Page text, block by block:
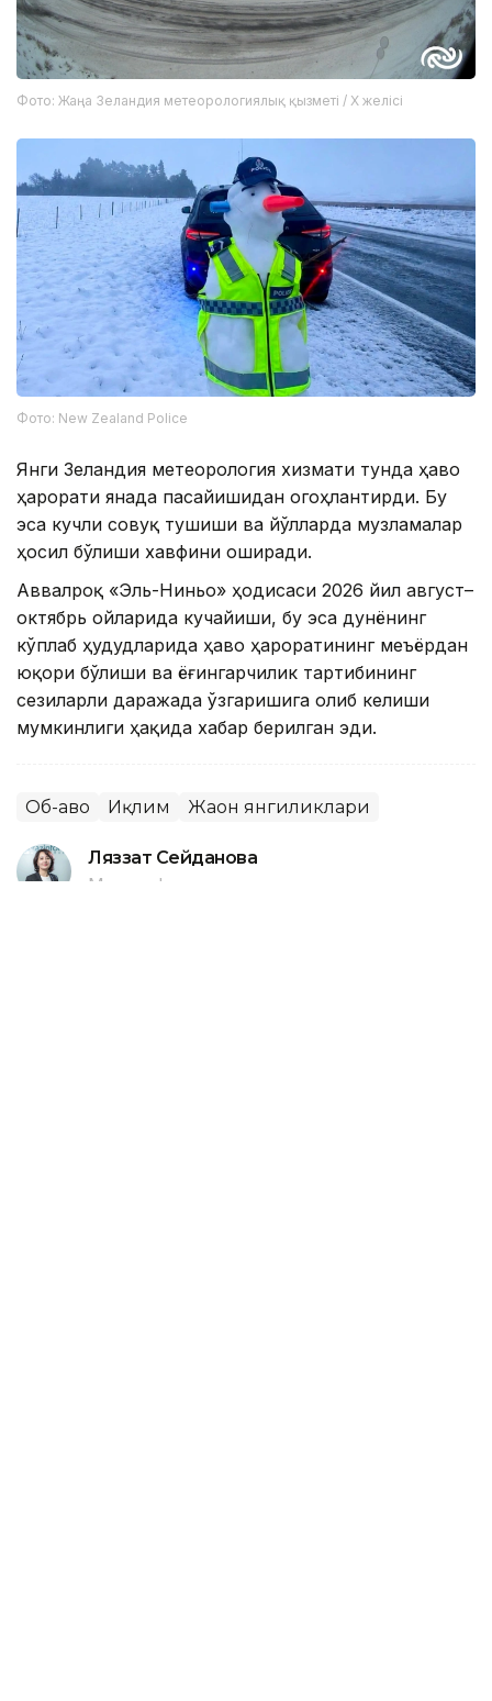
Фото: Жаңа Зеландия метеорологиялық қызметі / X желісі
Фото: New Zealand Police
Янги Зеландия метеорология хизмати тунда ҳаво
ҳарорати янада пасайишидан огоҳлантирди. Бу
эса кучли совуқ тушиши ва йўлларда музламалар
ҳосил бўлиши хавфини оширади.
Аввалроқ «Эль-Ниньо» ҳодисаси 2026 йил август–
октябрь ойларида кучайиши, бу эса дунёнинг
кўплаб ҳудудларида ҳаво ҳароратининг меъёрдан
юқори бўлиши ва ёғингарчилик тартибининг
сезиларли даражада ўзгаришига олиб келиши
мумкинлиги ҳақида хабар берилган эди.
Об-ҳаво Иқлим Жаҳон янгиликлари
Ляззат Сейданова
Муаллиф